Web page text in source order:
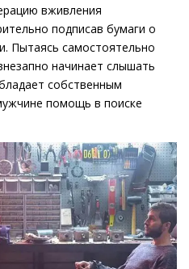
вживления
подписав бумаги о
Пытаясь самостоятельно
начинает слышать
собственным
помощь в поиске